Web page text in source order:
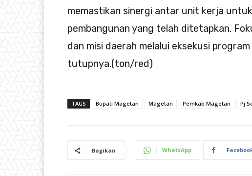
memastikan sinergi antar unit kerja
pembangunan yang telah ditetapkan.
dan misi daerah melalui eksekusi
tutupnya.(ton/red)
TAGS Bupati Magetan Magetan Pemkab Magetan Pj
Bagikan WhatsApp